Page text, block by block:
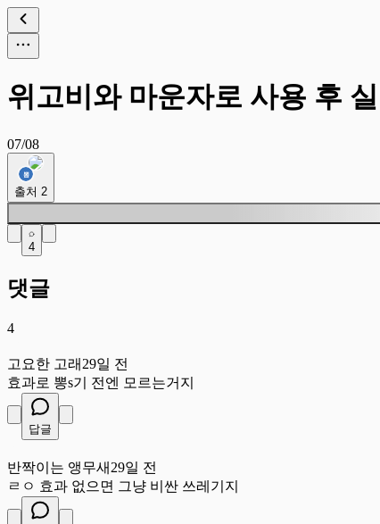
위고비와 마운자로 사용 후
07/08
출처 2
4
댓글
4
고요한 고래 29일 전
효과로 뽕s기 전엔 모르는거지
답글
반짝이는 앵무새 29일 전
ㄹㅇ 효과 없으면 그냥 비싼 쓰레기지